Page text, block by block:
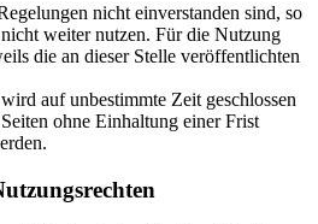
nicht einverstanden sind, so
weiter nutzen. Für die Nutzung
die an dieser Stelle veröffentlichten
auf unbestimmte Zeit geschlossen
ohne Einhaltung einer Frist